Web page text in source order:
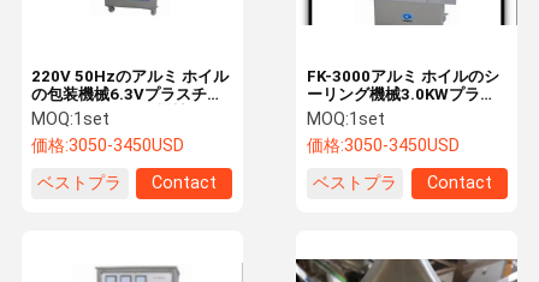
FK-3000アルミ ホイルのシ
ーリング機械3.0KWプラス
チックびんホイルのシーリ
ング機械
MOQ:1set
価格:3050-3450USD
ベストプラ
Contact
220V 50Hzのアルミ ホイル
の包装機械6.3Vプラスチッ
ク瓶のシーリング機械
MOQ:1set
価格:3050-3450USD
ベストプラ
Contact